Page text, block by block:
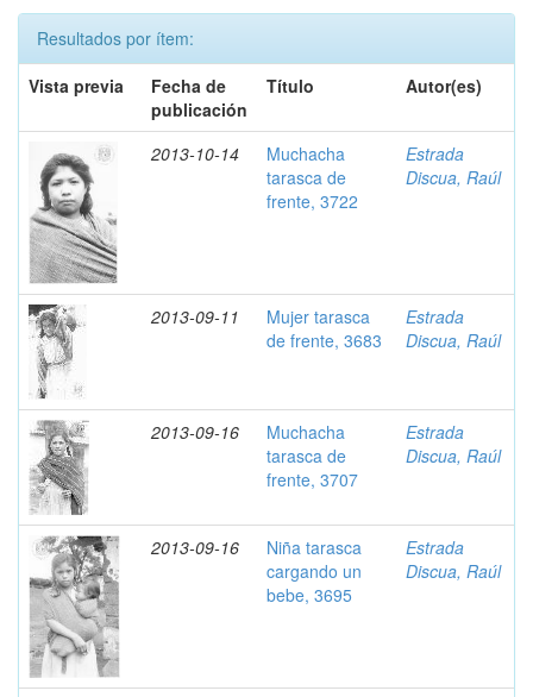
Resultados por ítem:
Vista previa
Fecha de
publicación
Título Autor(es)
2013-10-14
Muchacha
tarasca de
frente, 3722
Estrada
Discua, Raúl
2013-09-11
Mujer tarasca
de frente, 3683
Estrada
Discua, Raúl
2013-09-16
Muchacha
tarasca de
frente, 3707
Estrada
Discua, Raúl
2013-09-16
Niña tarasca
cargando un
bebe, 3695
Estrada
Discua, Raúl